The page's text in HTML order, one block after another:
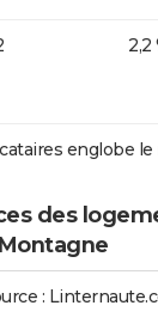
2,2
englobe
des
: